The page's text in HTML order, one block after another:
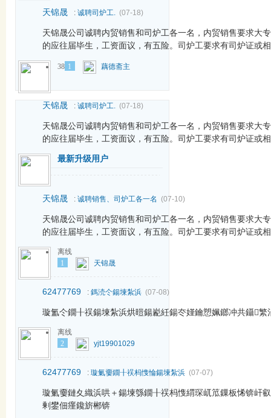
天锦晟 : 诚聘司炉工. (07-18)
天锦晟公司诚聘内贸销售和司炉工各一名，内贸销售要求大
的应往届毕生，工资面议，有五险。司炉工要求有司炉证或
天锦晟 : 诚聘司炉工. (07-18)
天锦晟公司诚聘内贸销售和司炉工各一名，内贸销售要求大
的应往届毕生，工资面议，有五险。司炉工要求有司炉证或
天锦晟 : 诚聘销售、司炉工各一名 (07-10)
天锦晟公司诚聘内贸销售和司炉工各一名，内贸销售要求大
的应往届毕生，工资面议，有五险。司炉工要求有司炉证或
62477769 : 鎷涜仒鍚堜紮浜 (07-08)
璇氳仒鐗╂祦鍚堜紮浜烘暟鍚嶏紝鍚冭嫤鑰愬姵鎯冲共鑷繁
62477769 : 璇氭嫑鐗╂祦杩愯惀鍚堜紮浜 (07-07)
璇氭嫑鏈夊織浜哄＋鍚堜綔鐗╂祦杩愯緭琛屼笟鏁板悕锛屽
剰鐢佃瘽鑱旂郴锛
38 1 藕德斋主
最新升级用户
离线
1
天锦晟
离线
2
yjt19901029